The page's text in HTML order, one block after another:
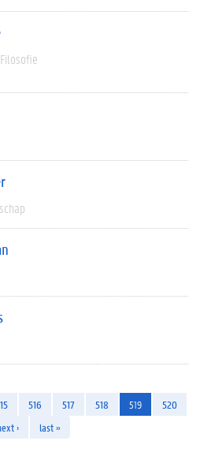
516 517 518 519
520
› last »